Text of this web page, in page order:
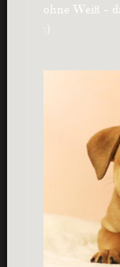
ohne Weiß -
:)